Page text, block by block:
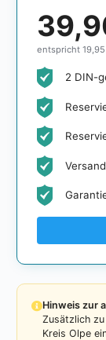
entspricht
2 DIN-
Hinweis zur
Zusätzlich
Kreis Olpe